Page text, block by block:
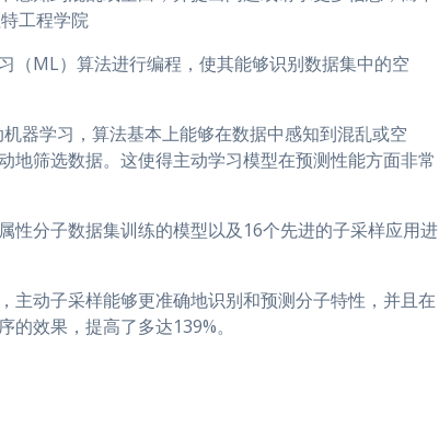
工程学院
（ML）算法进行编程，使其能够识别数据集中的空
器学习，算法基本上能够在数据中感知到混乱或空
地筛选数据。这使得主动学习模型在预测性能方面非常
性分子数据集训练的模型以及16个先进的子采样应用进
主动子采样能够更准确地识别和预测分子特性，并且在
效果，提高了多达139%。